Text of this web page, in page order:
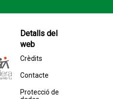
Detalls del
web
Crèdits
Contacte
Protecció de